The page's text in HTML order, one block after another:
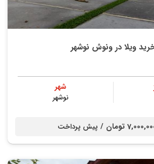
ویلا در ونوش نوشهر
شهر
نوشهر
تومان / پیش پرداخت